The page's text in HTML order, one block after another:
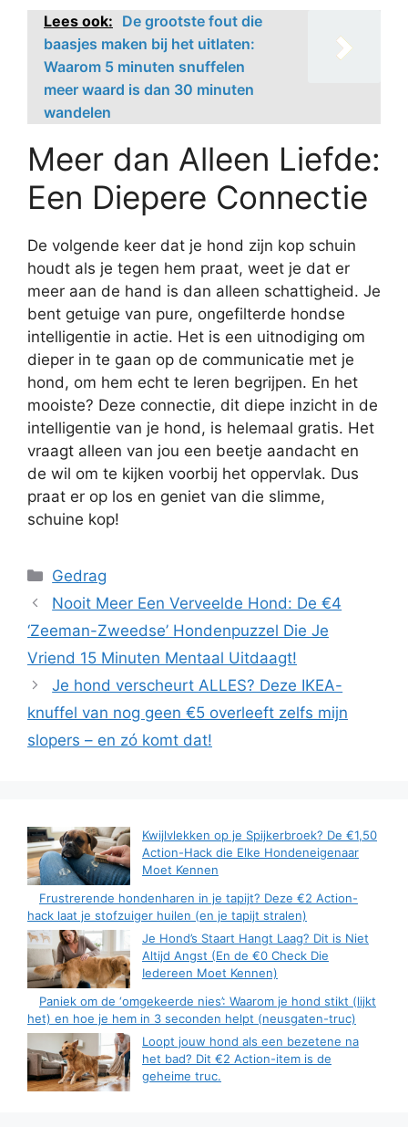
Lees ook: De grootste fout die
baasjes maken bij het uitlaten:
Waarom 5 minuten snuffelen
meer waard is dan 30 minuten
wandelen
Meer dan Alleen Liefde:
Een Diepere Connectie
De volgende keer dat je hond zijn kop schuin
houdt als je tegen hem praat, weet je dat er
meer aan de hand is dan alleen schattigheid. Je
bent getuige van pure, ongefilterde hondse
intelligentie in actie. Het is een uitnodiging om
dieper in te gaan op de communicatie met je
hond, om hem echt te leren begrijpen. En het
mooiste? Deze connectie, dit diepe inzicht in de
intelligentie van je hond, is helemaal gratis. Het
vraagt alleen van jou een beetje aandacht en
de wil om te kijken voorbij het oppervlak. Dus
praat er op los en geniet van die slimme,
schuine kop!
Categorieën
Gedrag
Nooit Meer Een Verveelde Hond: De €4
‘Zeeman-Zweedse’ Hondenpuzzel Die Je
Vriend 15 Minuten Mentaal Uitdaagt!
Je hond verscheurt ALLES? Deze IKEA-
knuffel van nog geen €5 overleeft zelfs mijn
slopers – en zó komt dat!
Kwijlvlekken op je Spijkerbroek? De €1,50
Action-Hack die Elke Hondeneigenaar
Moet Kennen
Frustrerende hondenharen in je tapijt? Deze €2 Action-
hack laat je stofzuiger huilen (en je tapijt stralen)
Je Hond’s Staart Hangt Laag? Dit is Niet
Altijd Angst (En de €0 Check Die
Iedereen Moet Kennen)
Paniek om de ‘omgekeerde nies’: Waarom je hond stikt (lijkt
het) en hoe je hem in 3 seconden helpt (neusgaten-truc)
Loopt jouw hond als een bezetene na
het bad? Dit €2 Action-item is de
geheime truc.